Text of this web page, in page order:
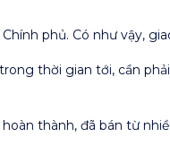
phủ. Có như vậy,
thời gian tới, cần
thành, đã bán từ